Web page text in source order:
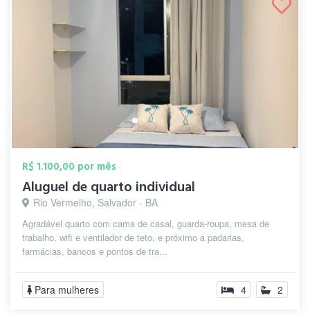
R$ 1.100,00 por mês
Aluguel de quarto individual
Rio Vermelho, Salvador - BA
Agradável quarto com cama de casal, guarda-roupa, mesa de
trabalho, wifi e ventilador de teto, e próximo a padarias,
farmácias, bancos e pontos de tra...
Para mulheres 4 2